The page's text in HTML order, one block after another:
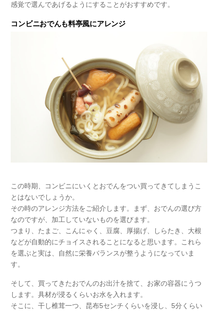
感覚で選んであげるようにすることがおすすめです。
コンビニおでんも料亭風にアレンジ
この時期、コンビニにいくとおでんをつい買ってきてしまうこ
とはないでしょうか。
その時のアレンジ方法をご紹介します。まず、おでんの選び方
なのですが、加工していないものを選びます。
つまり、たまご、こんにゃく、豆腐、厚揚げ、しらたき、大根
などが自動的にチョイスされることになると思います。これら
を選ぶと実は、自然に栄養バランスが整うようになっていま
す。
そして、買ってきたおでんのお出汁を捨て、お家の容器にうつ
します。具材が浸るくらいお水を入れます。
そこに、干し椎茸一つ、昆布5センチくらいを浸し、5分くらい